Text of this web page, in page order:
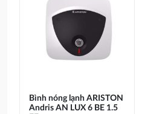
2.110.000 ₫.
1.904.000 ₫.
Bình nóng lạnh ARISTON
Andris AN LUX 6 BE 1.5